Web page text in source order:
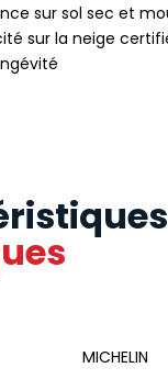
sur sol sec et
sur la neige
MICHELIN